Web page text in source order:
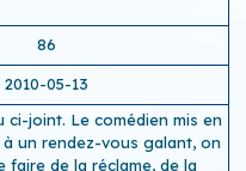
86
2010-05-13
ci-joint. Le comédien mis en
un rendez-vous galant, on
faire de la réclame, de la